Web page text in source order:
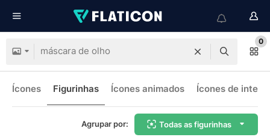
0
Ícones Figurinhas Ícones animados Ícones de
Agrupar por: Todas as figurinhas